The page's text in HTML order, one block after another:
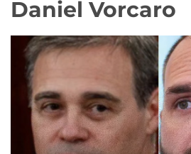
Daniel Vorcaro